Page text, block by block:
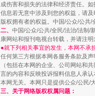
站台名比不上好声
成伤害和损失的法律和经济责任。
信息若无意中涉及到您的权益，请
版权拥有者的权益。中国/公众/公共/
二、 中国/公众/公共/全民/法治/法制/
康网站和报刊电视台转载，并请注明
●就下列相关事宜的发生，本网不
任何第三方根据本网各服务条款及
（包括在本网的企业、公司网站和
言的内容和反映投诉报料信息人承
本网无关。本网只是提供公众/公民/
三、关于网络版权权属问题：